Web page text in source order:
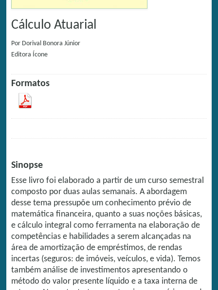
Cálculo Atuarial
Por Dorival Bonora Júnior
Editora Ícone
Formatos
Sinopse
Esse livro foi elaborado a partir de um curso semestral
composto por duas aulas semanais. A abordagem
desse tema pressupõe um conhecimento prévio de
matemática financeira, quanto a suas noções básicas,
e cálculo integral como ferramenta na elaboração de
competências e habilidades a serem alcançadas na
área de amortização de empréstimos, de rendas
incertas (seguros: de imóveis, veículos, e vida). Temos
também análise de investimentos apresentando o
método do valor presente líquido e a taxa interna de